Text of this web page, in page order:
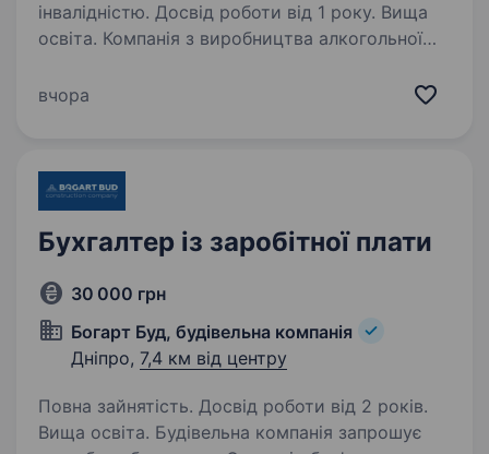
інвалідністю. Досвід роботи від 1 року. Вища
освіта. Компанія з виробництва алкогольної
конкурс на заміщення вакантної посади:
Святослава Хороброго,…
вчора
Бухгалтер із заробітної плати
30 000 грн
Богарт Буд, будівельна компанія
Дніпро, 7,4 км від центру
Повна зайнятість. Досвід роботи від 2 років.
Вища освіта. Будівельна компанія запрошує